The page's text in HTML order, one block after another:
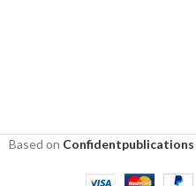
Based on Confidentpublications